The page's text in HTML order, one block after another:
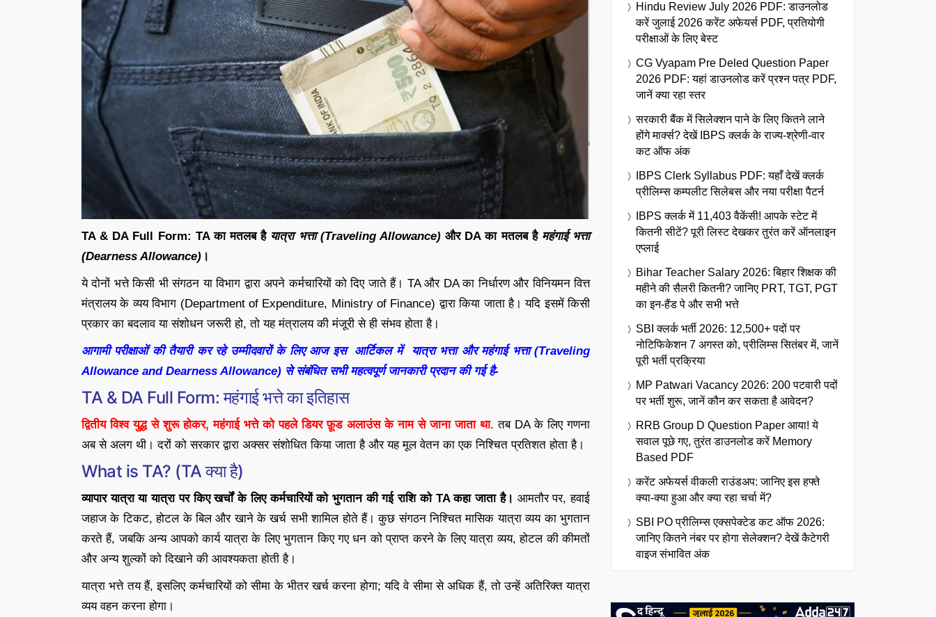
TA & DA Full Form: TA का मतलब है यात्रा भत्ता (Traveling Allowance)और DA का मतलब है महंगाई भत्ता
(Dearness Allowance) ।
ये दोनों भत्ते किसी भी संगठन या विभाग द्वारा अपने कर्मचारियों को दिए जाते हैं। TA और DA का निर्धारण और विनियमन वित्त
मंत्रालय के व्यय विभाग (Department of Expenditure, Ministry of Finance) द्वारा किया जाता है। यदि इसमें किसी
प्रकार का बदलाव या संशोधन जरूरी हो, तो यह मंत्रालय की मंजूरी से ही संभव होता है।
आगामी परीक्षाओं की तैयारी कर रहे उम्मीदवारों के लिए आज इस आर्टिकल में यात्रा भत्ता और महंगाई भत्ता (Traveling
Allowance and Dearness Allowance) से संबंधित सभी महत्वपूर्ण जानकारी प्रदान की गई है-
TA & DA Full Form: महंगाई भत्ते का इतिहास
द्वितीय विश्व युद्ध से शुरू होकर, महंगाई भत्ते को पहले डियर फ़ूड अलाउंस के नाम से जाना जाता था. तब DA के लिए गणना
अब से अलग थी। दरों को सरकार द्वारा अक्सर संशोधित किया जाता है और यह मूल वेतन का एक निश्चित प्रतिशत होता है।
What is TA? (TA क्या है)
व्यापार यात्रा या यात्रा पर किए खर्चों के लिए कर्मचारियों को भुगतान की गई राशि को TA कहा जाता है। आमतौर पर, हवाई
जहाज के टिकट, होटल के बिल और खाने के खर्च सभी शामिल होते हैं। कुछ संगठन निश्चित मासिक यात्रा व्यय का भुगतान
करते हैं, जबकि अन्य आपको कार्य यात्रा के लिए भुगतान किए गए धन को प्राप्त करने के लिए यात्रा व्यय, होटल की कीमतों
और अन्य शुल्कों को दिखाने की आवश्यकता होती है।
यात्रा भत्ते तय हैं, इसलिए कर्मचारियों को सीमा के भीतर खर्च करना होगा; यदि वे सीमा से अधिक हैं, तो उन्हें अतिरिक्त यात्रा
व्यय वहन करना होगा।
Hindu Review July 2026 PDF: डाउनलोड
करें जुलाई 2026 करेंट अफेयर्स PDF, प्रतियोगी
परीक्षाओं के लिए बेस्ट
CG Vyapam Pre Deled Question Paper
2026 PDF: यहां डाउनलोड करें प्रश्न पत्र PDF,
जानें क्या रहा स्तर
सरकारी बैंक में सिलेक्शन पाने के लिए कितने लाने
होंगे मार्क्स? देखें IBPS क्लर्क के राज्य-श्रेणी-वार
कट ऑफ अंक
IBPS Clerk Syllabus PDF: यहाँ देखें क्लर्क
प्रीलिम्स कम्पलीट सिलेबस और नया परीक्षा पैटर्न
IBPS क्लर्क में 11,403 वैकेंसी! आपके स्टेट में
कितनी सीटें? पूरी लिस्ट देखकर तुरंत करें ऑनलाइन
एप्लाई
Bihar Teacher Salary 2026: बिहार शिक्षक की
महीने की सैलरी कितनी? जानिए PRT, TGT, PGT
का इन-हैंड पे और सभी भत्ते
SBI क्लर्क भर्ती 2026: 12,500+ पदों पर
नोटिफिकेशन 7 अगस्त को, प्रीलिम्स सितंबर में, जानें
पूरी भर्ती प्रक्रिया
MP Patwari Vacancy 2026: 200 पटवारी पदों
पर भर्ती शुरू, जानें कौन कर सकता है आवेदन?
RRB Group D Question Paper आया! ये
सवाल पूछे गए, तुरंत डाउनलोड करें Memory
Based PDF
करेंट अफेयर्स वीकली राउंडअप: जानिए इस हफ्ते
क्या-क्या हुआ और क्या रहा चर्चा में?
SBI PO प्रीलिम्स एक्सपेक्टेड कट ऑफ 2026:
जानिए कितने नंबर पर होगा सेलेक्शन? देखें कैटेगरी
वाइज संभावित अंक